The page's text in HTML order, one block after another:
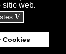
sitio web.
◮
Cookies